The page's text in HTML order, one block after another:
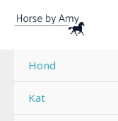
naar
inhoudHond
Kat